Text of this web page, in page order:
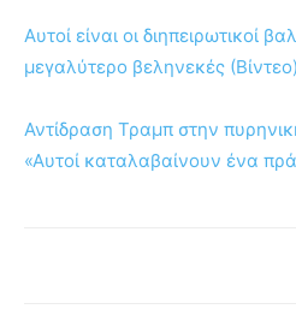
Αυτοί είναι οι διηπειρωτικοί
μεγαλύτερο βεληνεκές (Βίντεο)
Αντίδραση Τραμπ στην
«Αυτοί καταλαβαίνουν ένα